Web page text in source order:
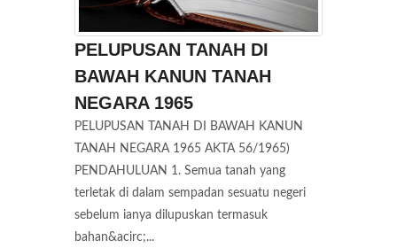
PELUPUSAN TANAH DI
BAWAH KANUN TANAH
NEGARA 1965
PELUPUSAN TANAH DI BAWAH KANUN
TANAH NEGARA 1965 AKTA 56/1965)
PENDAHULUAN 1. Semua tanah yang
terletak di dalam sempadan sesuatu negeri
sebelum ianya dilupuskan termasuk
bahan&acirc;...